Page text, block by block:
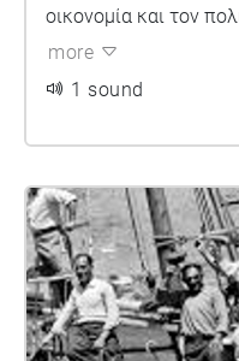
οικονομία και τον
δύτες ασχολούνταν
το καπάδικο, ο
αυτή έκρυβε
γρήγορη ανάδυση
δυτών, λόγω
οδηγώντας σε
θανάτους.
more
1 sound